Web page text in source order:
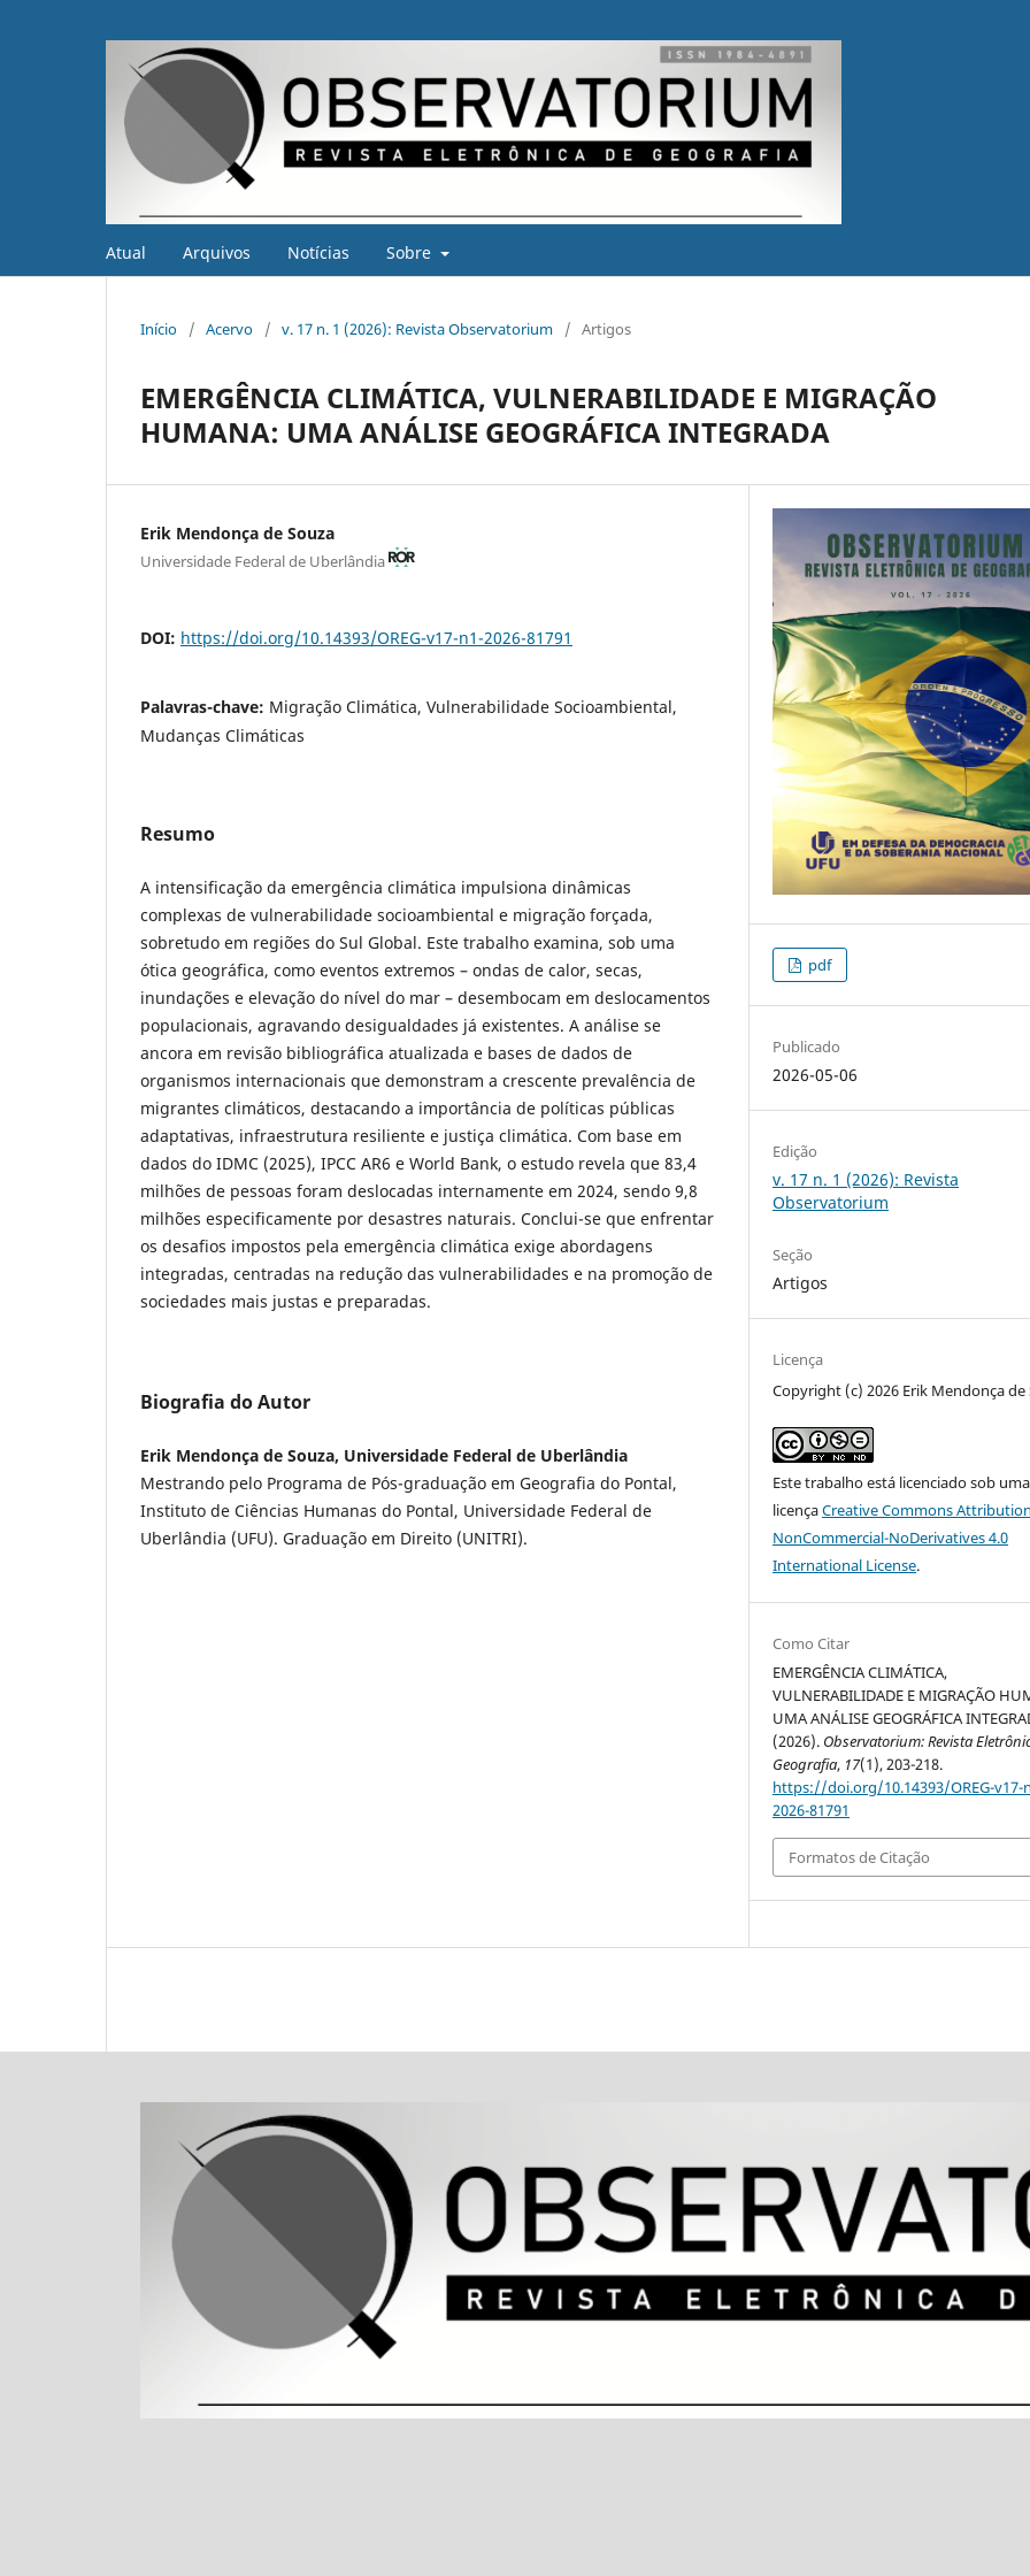
Atual Arquivos Notícias Sobre
Início / Acervo / v. 17 n. 1 (2026): Revista Observatorium / Artigos
EMERGÊNCIA CLIMÁTICA, VULNERABILIDADE E MIGRAÇÃO
HUMANA: UMA ANÁLISE GEOGRÁFICA INTEGRADA
Erik Mendonça de Souza
Universidade Federal de Uberlândia
DOI: https://doi.org/10.14393/OREG-v17-n1-2026-81791
Palavras-chave: Migração Climática, Vulnerabilidade Socioambiental,
Mudanças Climáticas
Resumo
A intensificação da emergência climática impulsiona dinâmicas
complexas de vulnerabilidade socioambiental e migração forçada,
sobretudo em regiões do Sul Global. Este trabalho examina, sob uma
ótica geográfica, como eventos extremos – ondas de calor, secas,
inundações e elevação do nível do mar – desembocam em deslocamentos
populacionais, agravando desigualdades já existentes. A análise se
ancora em revisão bibliográfica atualizada e bases de dados de
organismos internacionais que demonstram a crescente prevalência de
migrantes climáticos, destacando a importância de políticas públicas
adaptativas, infraestrutura resiliente e justiça climática. Com base em
dados do IDMC (2025), IPCC AR6 e World Bank, o estudo revela que 83,4
milhões de pessoas foram deslocadas internamente em 2024, sendo 9,8
milhões especificamente por desastres naturais. Conclui-se que enfrentar
os desafios impostos pela emergência climática exige abordagens
integradas, centradas na redução das vulnerabilidades e na promoção de
sociedades mais justas e preparadas.
Biografia do Autor
Erik Mendonça de Souza, Universidade Federal de Uberlândia
Mestrando pelo Programa de Pós-graduação em Geografia do Pontal,
Instituto de Ciências Humanas do Pontal, Universidade Federal de
Uberlândia (UFU). Graduação em Direito (UNITRI).
pdf
Publicado
2026-05-06
Edição
v. 17 n. 1 (2026): Revista
Observatorium
Seção
Artigos
Licença
Copyright (c) 2026 Erik Mendonça de
Este trabalho está licenciado sob uma
licençaCreative Commons
NonCommercial-NoDerivatives 4.0
International License.
Como Citar
EMERGÊNCIA CLIMÁTICA,
VULNERABILIDADE E MIGRAÇÃO
UMA ANÁLISE GEOGRÁFICA
(2026). Observatorium: Revista
Geografia, 17(1), 203-218.
https://doi.org/10.14393/OREG-v17-
2026-81791
Formatos de Citação